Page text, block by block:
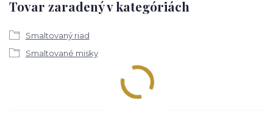
Tovar zaradený v kategóriách
Smaltovaný riad
Smaltované misky